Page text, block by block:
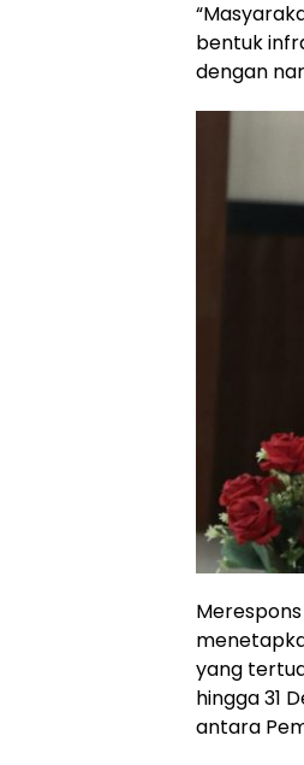
bentuk
dengan
yang
hingga 31
antara